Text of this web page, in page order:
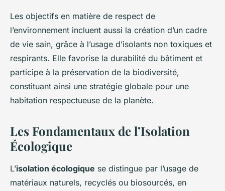
Les objectifs en matière de respect de
l’environnement incluent aussi la création d’un cadre
de vie sain, grâce à l’usage d’isolants non toxiques et
respirants. Elle favorise la durabilité du bâtiment et
participe à la préservation de la biodiversité,
constituant ainsi une stratégie globale pour une
habitation respectueuse de la planète.
Les Fondamentaux de l’Isolation
Écologique
L’isolation écologique se distingue par l’usage de
matériaux naturels, recyclés ou biosourcés, en